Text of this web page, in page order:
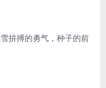
拚搏的勇气，种子的前